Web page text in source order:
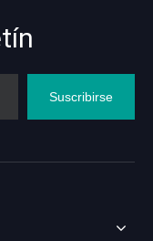
Suscribirse